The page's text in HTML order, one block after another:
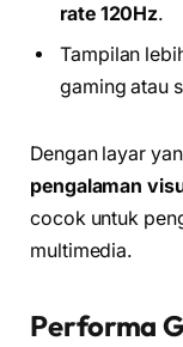
rate 120Hz.
Tampilan
gaming atau
Dengan layar
pengalaman
cocok untuk
multimedia.
Performa